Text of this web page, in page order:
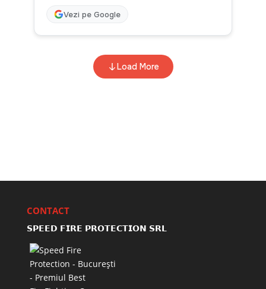
CONTACT
𝗦𝗣𝗘𝗘𝗗 𝗙𝗜𝗥𝗘 𝗣𝗥𝗢𝗧𝗘𝗖𝗧𝗜𝗢𝗡 𝗦𝗥𝗟